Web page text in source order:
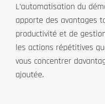
L’automatisation du
apporte des avantages
productivité et de
les actions répétitives
vous concentrer
ajoutée.